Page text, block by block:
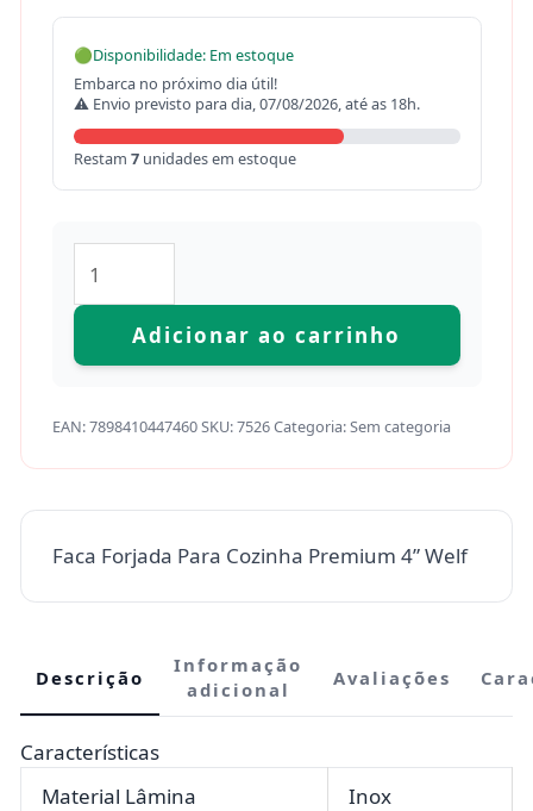
🟢Disponibilidade: Em estoque
Embarca no próximo dia útil!
⚠ Envio previsto para dia, 07/08/2026, até as 18h.
Restam 7unidades em estoque
Adicionar ao carrinho
EAN:7898410447460SKU:7526Categoria:Sem categoria
Faca Forjada Para Cozinha Premium 4” Welf
Descrição
Informação
adicional
Avaliações
Características
Material Lâmina
Inox